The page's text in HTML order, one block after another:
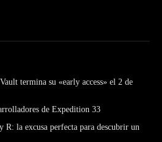
termina su «early access» el 2 de
de Expedition 33
R: la excusa perfecta para descubrir un